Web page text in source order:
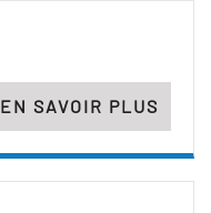
EN SAVOIR PLUS